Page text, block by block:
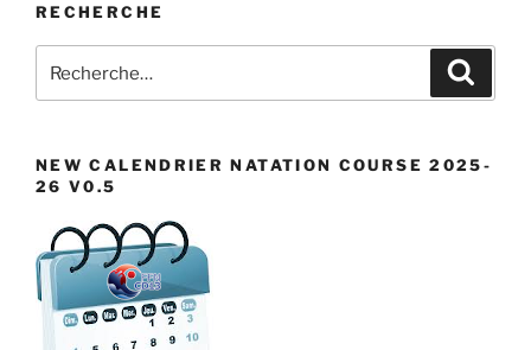
RECHERCHE
pour
NEW CALENDRIER NATATION COURSE 2025-
26 V0.5